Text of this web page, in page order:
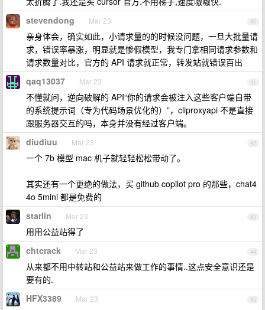
40
stevendong Mar 23
亲身体会，确实如此，小请求量的的时候没问题，一旦大批量请
求，错误率暴涨，明显就是惨假模型，我专门拿相同请求参数和
请求数量对比，官方的 API 请求就正常，转发站就错误百出
41
qaq13037 Mar 23
不懂就问，逆向破解的 API“你的请求会被注入这些客户端自带
的系统提示词（专为代码场景优化的）”，cliproxyapi 不是直接
跟服务器交互的吗，本身并没有经过客户端。
42
diudiuu Mar 23
一个 7b 模型 mac 机子就轻轻松松带动了。
其实还有一个更绝的做法，买 github copilot pro 的那些，chat4
4o 5mini 都是免费的
43
starlin Mar 23
用用公益站得了
44
chtcrack Mar 23
从来都不用中转站和公益站来做工作的事情..这点安全意识还是
要有的.
45
HFX3389 Mar 23